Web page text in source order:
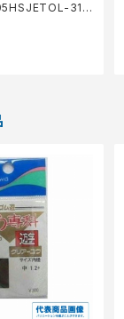
310
】